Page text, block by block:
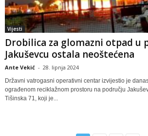
Vijesti
Drobilica za glomazni otpad u
Jakuševcu ostala neoštećena
Ante Vekić - 28. lipnja 2024
Državni vatrogasni operativni centar izvijestio je
ograđenom reciklažnom prostoru na području
Tišinska 71, koji je...